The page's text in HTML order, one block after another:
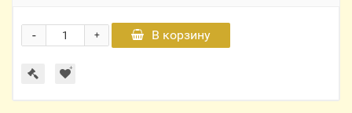
+
- В корзину